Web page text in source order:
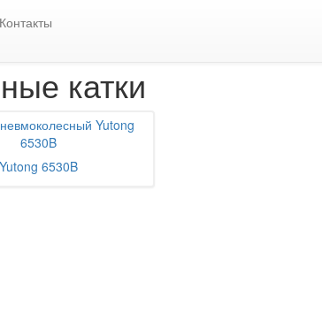
Контакты
Пневмоколесные катки
катки
Yutong 6530B